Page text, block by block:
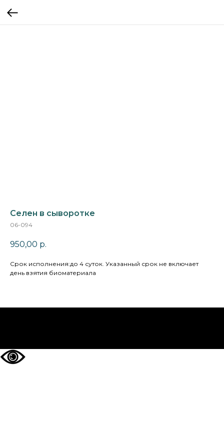
Селен в сыворотке
06-094
950,00 р.
Cрок исполнения:до 4 суток. Указанный срок не включает
день взятия биоматериала